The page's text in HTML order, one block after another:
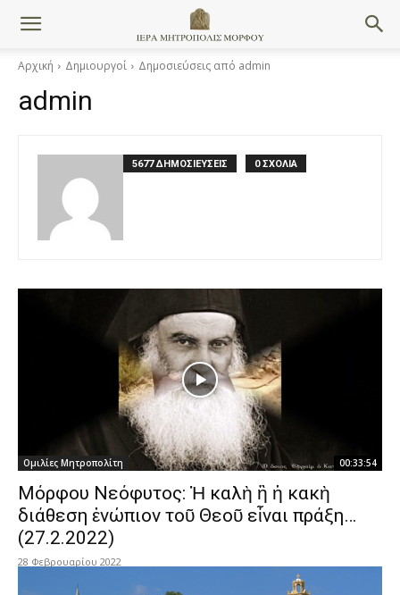
Αρχική Δημιουργοί Δημοσιεύσεις από admin
admin
5677 ΔΗΜΟΣΙΕΥΣΕΙΣ 0 ΣΧΟΛΙΑ
Ομιλίες Μητροπολίτη 00:33:54
Μόρφου Νεόφυτος: Ἡ καλὴ ἢ ἡ κακὴ
διάθεση ἐνώπιον τοῦ Θεοῦ εἶναι πράξη…
(27.2.2022)
28 Φεβρουαρίου 2022